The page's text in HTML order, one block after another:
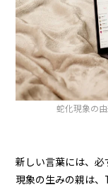
蛇化現象の
新しい言葉には、
現象の生みの親は